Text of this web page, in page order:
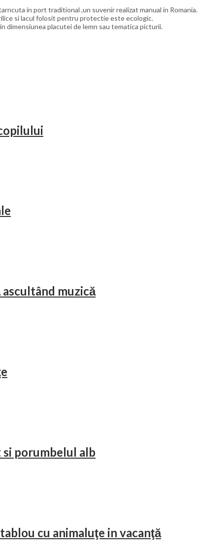
in port traditional ,un suvenir realizat manual in Romania.
si lacul folosit pentru protectie este ecologic.
dimensiunea placutei de lemn sau tematica picturii.
muzică
porumbelul alb
cu animaluţe in vacanţă